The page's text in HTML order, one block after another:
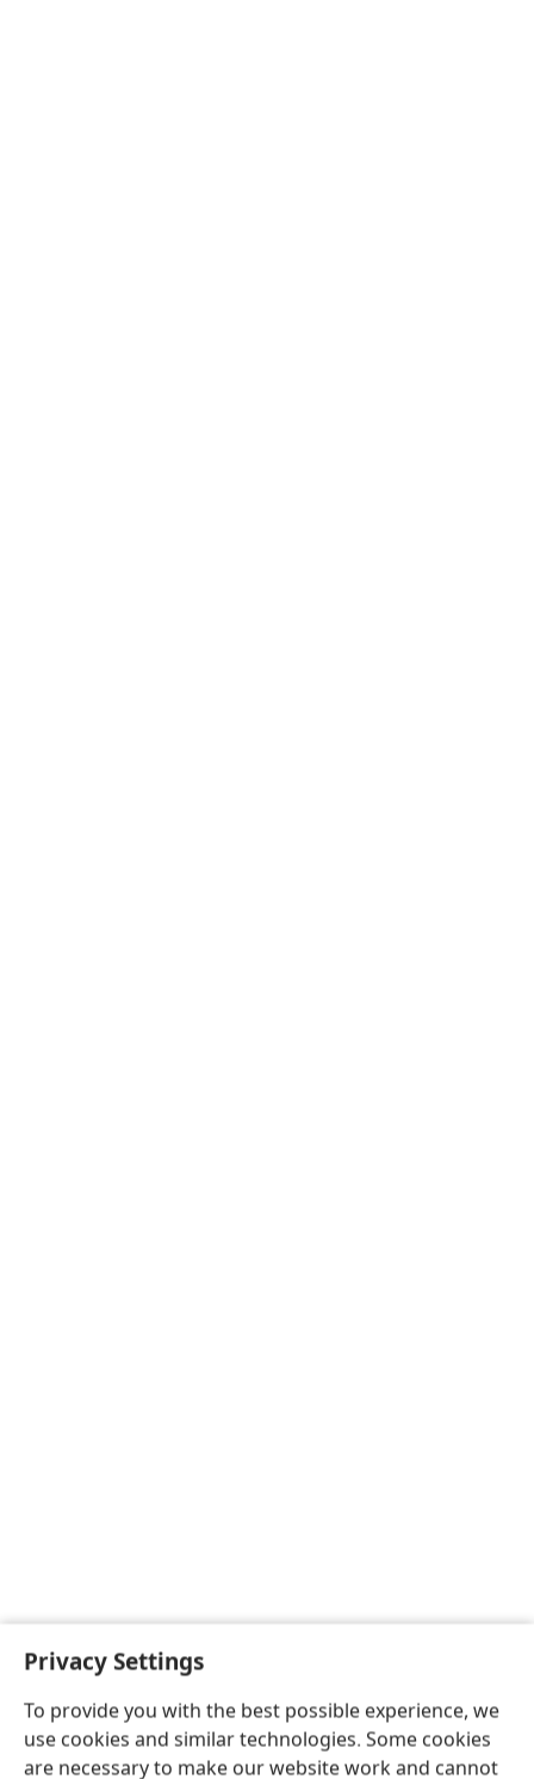
Privacy Settings
To provide you with the best possible experience, we
use cookies and similar technologies. Some cookies
are necessary to make our website work and cannot